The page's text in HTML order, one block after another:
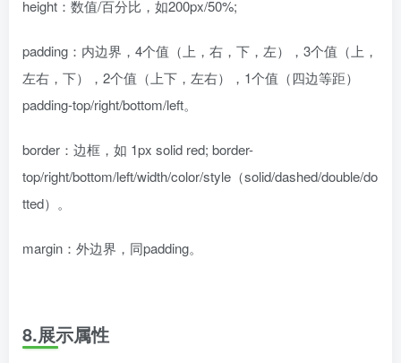
height：数值/百分比，如200px/50%;
padding：内边界，4个值（上，右，下，左），3个值（上，
左右，下），2个值（上下，左右），1个值（四边等距）
padding-top/right/bottom/left。
border：边框，如 1px solid red; border-
top/right/bottom/left/width/color/style（solid/dashed/double/do
tted）。
margin：外边界，同padding。
8.展示属性